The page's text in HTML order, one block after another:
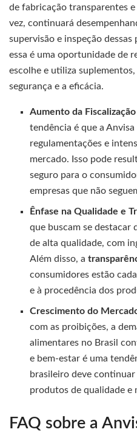
de fabricação transparentes
vez, continuará
supervisão e inspeção
essa é uma oportunidade de
escolhe e utiliza
segurança e a eficácia.
Aumento da
tendência é que a
regulamentações e
mercado. Isso pode
seguro para o
empresas que não
Ênfase na Qualidade e
que buscam se destacar
de alta qualidade, com
Além disso, a
consumidores estão
e à procedência dos
Crescimento do
com as proibições, a
alimentares no Brasil
e bem-estar é uma
brasileiro deve
produtos de qualidade e
FAQ sobre a